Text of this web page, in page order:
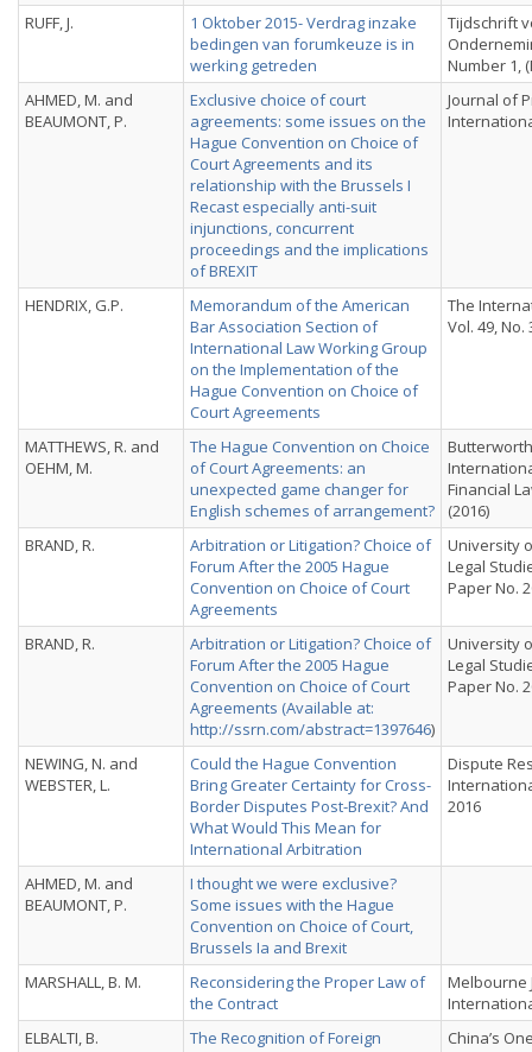
RUFF, J.
1 Oktober 2015- Verdrag inzake
bedingen van forumkeuze is in
werking getreden
Tijdschrift
Number 1,
AHMED, M. and
BEAUMONT, P.
Exclusive choice of court
agreements: some issues on the
Hague Convention on Choice of
Court Agreements and its
relationship with the Brussels I
Recast especially anti-suit
injunctions, concurrent
proceedings and the implications
of BREXIT
Journal of
HENDRIX, G.P.
Memorandum of the American
Bar Association Section of
International Law Working Group
on the Implementation of the
Hague Convention on Choice of
Court Agreements
The
Vol. 49, No.
MATTHEWS, R. and
OEHM, M.
The Hague Convention on Choice
of Court Agreements: an
unexpected game changer for
English schemes of arrangement?
Financial
(2016)
BRAND, R.
Arbitration or Litigation? Choice of
Forum After the 2005 Hague
Convention on Choice of Court
Agreements
University
Legal
Paper No.
BRAND, R.
Arbitration or Litigation? Choice of
Forum After the 2005 Hague
Convention on Choice of Court
Agreements (Available at:
http://ssrn.com/abstract=1397646)
University
Legal
Paper No.
NEWING, N. and
WEBSTER, L.
Could the Hague Convention
Bring Greater Certainty for Cross-
Border Disputes Post-Brexit? And
What Would This Mean for
International Arbitration
Dispute
2016
AHMED, M. and
BEAUMONT, P.
I thought we were exclusive?
Some issues with the Hague
Convention on Choice of Court,
Brussels Ia and Brexit
MARSHALL, B. M.
Reconsidering the Proper Law of
the Contract
Melbourne
ELBALTI, B.
The Recognition of Foreign
China’s